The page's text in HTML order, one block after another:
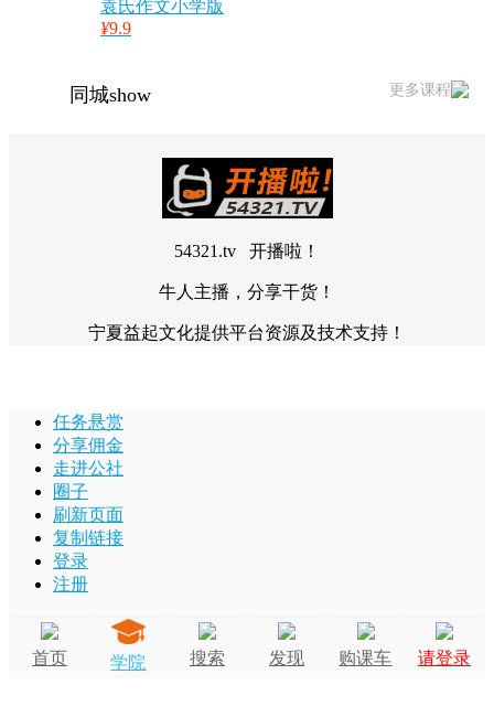
袁氏作文小学版
¥9.9
更多课程
同城show
54321.tv 开播啦！
牛人主播，分享干货！
宁夏益起文化提供平台资源及技术支持！
任务悬赏
分享佣金
走进公社
圈子
刷新页面
复制链接
登录
注册
首页 学院 搜索 发现 购课车 请登录